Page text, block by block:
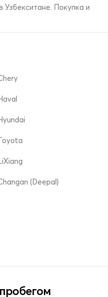
Покупка и
(Deepal)